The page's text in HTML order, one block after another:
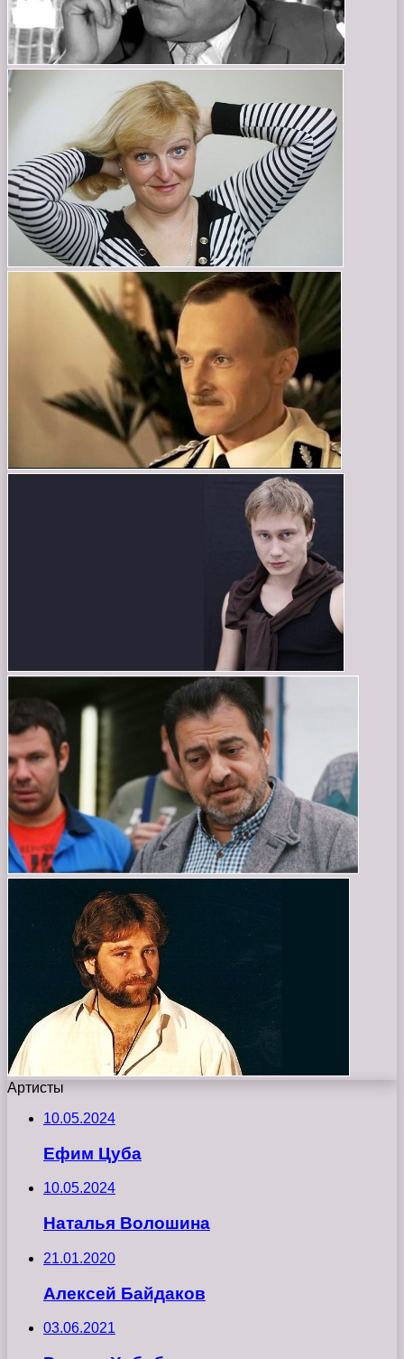
Артисты
10.05.2024
Ефим Цуба
10.05.2024
Наталья Волошина
21.01.2020
Алексей Байдаков
03.06.2021